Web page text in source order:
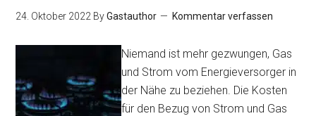
24. Oktober 2022 ByGastauthor Kommentar verfassen
Niemand ist mehr gezwungen, Gas
und Strom vom Energieversorger in
der Nähe zu beziehen. Die Kosten
für den Bezug von Strom und Gas